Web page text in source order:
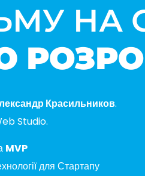
НА
Красильников.
Studio.
MVP
для Стартапу